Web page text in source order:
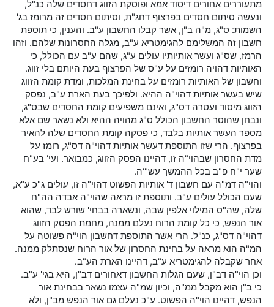
מתעוררים אחורים דיסוד אמא ופוסקת הזווג דחסדים שלה כנ"ל,
ונעשה סיתום חסדים בפרצוף דחג"ת, וסיתום חסדים זה מרומז בג'
השמות: ס"ג, מ"ה ב"ן, אשר קבלו החשבון ע"ב. והענין, כי תוספת
חשבון זה המשלימם להגימטריא ע"ב, מגלה החסרונות שלהם. וזהו
הרמז, שס"ג ועשר אותיותיו עולים ע"ג, שהם ע"ב עם הכולל, כי
האותיות דהויה רומזים על ע"ס של הפרצוף בעת היותם בלי זווג.
וחשבון של האותיות רומזים על בחינת המלכות, ומדת קומת הזווג
שיש בעשר אותיות דהוי"ה ההיא. ולפיכך בעת הארת ע"ב, נפסק
הזווג מיסוד ועטרה דס"ג, ואינם משפיעים קומת החסדים שבס"ג,
ונבחן שהוסר החשבון הכולל ס"ג מהויה ההיא ולא נשאר שם אלא
מספר העשר אותיות בלבד, כי פסקה קומת החסדים שלה להאיר
בפרצוף. הרי שזו התוספת דעשר אותיות דהוי"ה דס"ג, רומז על
מדת החסרון שבהוי"ה זו, דהיינו הפסק הזווג, כמבואר. ועי' בע"ח
שער י"ח פ"ב בכל ההמשך עש"'ה.
והוי"ה דמ"ה עם חשבון ד' אותיות הפשוט דהוי"ה זו, עולים ג"כ ע"א,
שעם הכולל עולים ע"ב. ותוספת זו מראה שהוי"ה אבדה הה"ח
שלה, שה"ס המילוי אלפין שבה, ונשארה בבחי' שורש לבד, שהוא
אור הנפש, כי כל קומת הרוח נעלם ממנה, מחמת הפסק הזווג
דהוי"ה דס"ג, כנ"ל. הרי אשר התוספת דחשבון הוי"ה פשוטה על
המ"ה הוא מראה על בחינת החסרון של אור הרוח שנסתלק ממנה.
אחר שקבלה להגימטריא ע"ב, דהיינו הארת הע"ב.
וכן הוי"ה דב"ן, שעם הגלות החשבון דאחורים דב"ן, היא בגי' ע"ב.
כי ב"ן הוא מקבל ממ"ה, וכיון שמ"ה עצמו נשאר בבחינת אור
הנפש, דהיינו הוי"ה הפשוט. ע"כ נעלם גם אור הנפש מב"ן, ולא